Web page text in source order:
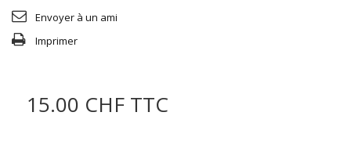
Envoyer à un ami
Imprimer
15.00 CHF TTC